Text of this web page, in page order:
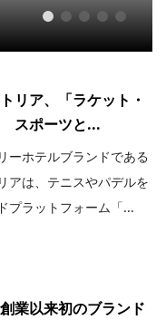
1 2 3 4 5
リア、「ラケット・
スポーツと...
ーホテルブランドである
アは、テニスやパデルを
プラットフォーム「...
業以来初のブランド